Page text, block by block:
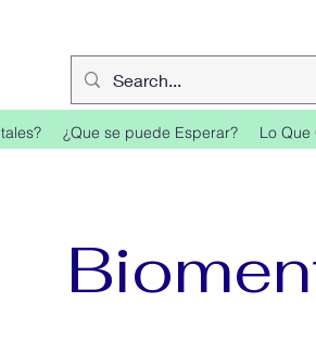
¿Que se puede Esperar? Lo Que